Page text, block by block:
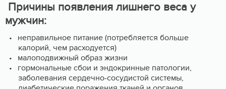
Причины появления лишнего веса у
мужчин:
неправильное питание (потребляется больше
калорий, чем расходуется)
малоподвижный образ жизни
гормональные сбои и эндокринные патологии,
заболевания сердечно-сосудистой системы,